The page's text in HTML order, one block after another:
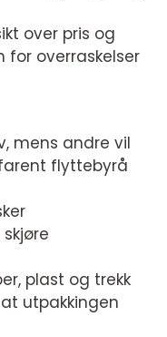
over pris og
for overraskelser
mens andre vil
flyttebyrå
plast og trekk
utpakkingen